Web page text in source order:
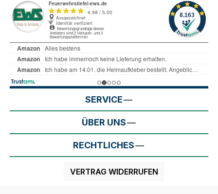
SERVICE
ÜBER UNS
RECHTLICHES
VERTRAG WIDERRUFEN